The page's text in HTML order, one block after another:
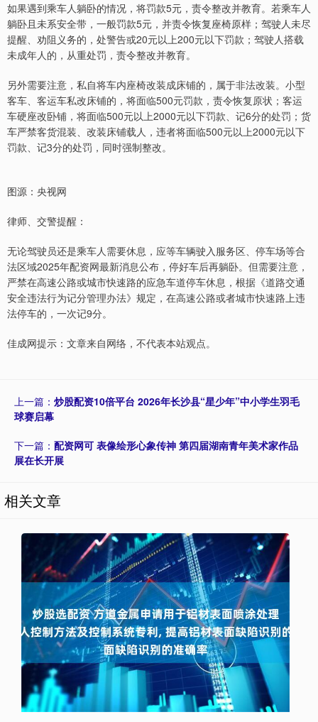
如果遇到乘车人躺卧的情况，将罚款5元，责令整改并教育。若乘车人
躺卧且未系安全带，一般罚款5元，并责令恢复座椅原样；驾驶人未尽
提醒、劝阻义务的，处警告或20元以上200元以下罚款；驾驶人搭载
未成年人的，从重处罚，责令整改并教育。
另外需要注意，私自将车内座椅改装成床铺的，属于非法改装。小型
客车、客运车私改床铺的，将面临500元罚款，责令恢复原状；客运
车硬座改卧铺，将面临500元以上2000元以下罚款、记6分的处罚；货
车严禁客货混装、改装床铺载人，违者将面临500元以上2000元以下
罚款、记3分的处罚，同时强制整改。
图源：央视网
律师、交警提醒：
无论驾驶员还是乘车人需要休息，应等车辆驶入服务区、停车场等合
法区域2025年配资网最新消息公布，停好车后再躺卧。但需要注意，
严禁在高速公路或城市快速路的应急车道停车休息，根据《道路交通
安全违法行为记分管理办法》规定，在高速公路或者城市快速路上违
法停车的，一次记9分。
佳成网提示：文章来自网络，不代表本站观点。
上一篇： 炒股配资10倍平台 2026年长沙县“星少年”中小学生羽毛
球赛启幕
下一篇： 配资网可 表像绘形心象传神 第四届湖南青年美术家作品
展在长开展
相关文章